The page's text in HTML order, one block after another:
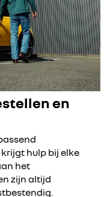
en
hulp bij elke
het
zijn altijd